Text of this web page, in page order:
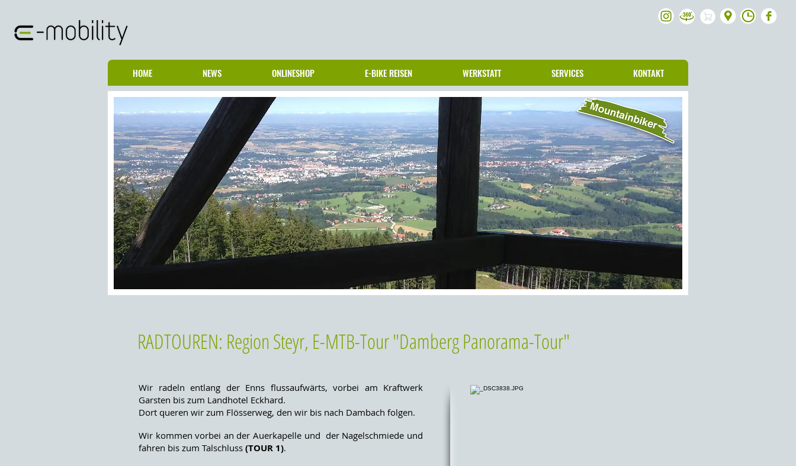
HOME NEWS ONLINESHOP E-BIKE REISEN WERKSTATT SERVICES KONTAKT
RADTOUREN: Region Steyr, E-MTB-Tour "Damberg Panorama-Tour"
Wir radeln entlang der Enns flussaufwärts, vorbei am Kraftwerk
Garsten bis zum Landhotel Eckhard.
Dort queren wir zum Flösserweg, den wir bis nach Dambach folgen.
Wir kommen vorbei an der Auerkapelle und der Nagelschmiede und
fahren bis zum Talschluss (TOUR 1).